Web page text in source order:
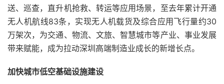
送、巡查，直升机抢救、转运等应用场景，至去年累计开通
无人机航线83条，实现无人机载货及综合应用飞行量约30
万架次，为交通、物流、文旅、智慧城市等产业、事业发展
带来赋能，成为拉动深圳高端制造业成长的新增长点。
加快城市低空基础设施建设